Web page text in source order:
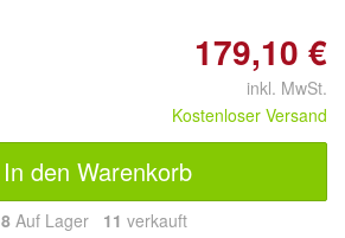
179,10 €
inkl. MwSt.
Kostenloser Versand
In den Warenkorb
8 Auf Lager 11 verkauft